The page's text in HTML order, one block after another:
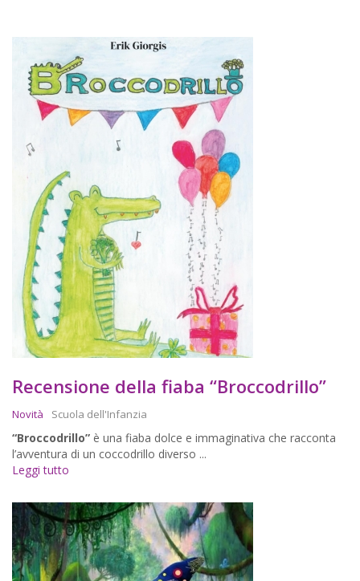
Recensione della fiaba “Broccodrillo”
Novità Scuola dell'Infanzia
“Broccodrillo” è una fiaba dolce e immaginativa che racconta
l’avventura di un coccodrillo diverso ...
Leggi tutto